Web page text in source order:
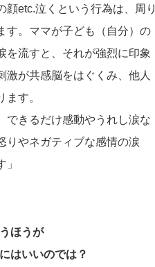
顔etc.泣くという行為は、周り
す。ママが子ども（自分）の
を流すと、それが強烈に印象
激が共感脳をはぐくみ、他人
す。
できるだけ感動やうれし涙な
りやネガティブな感情の涙
ほうが
はいいのでは？